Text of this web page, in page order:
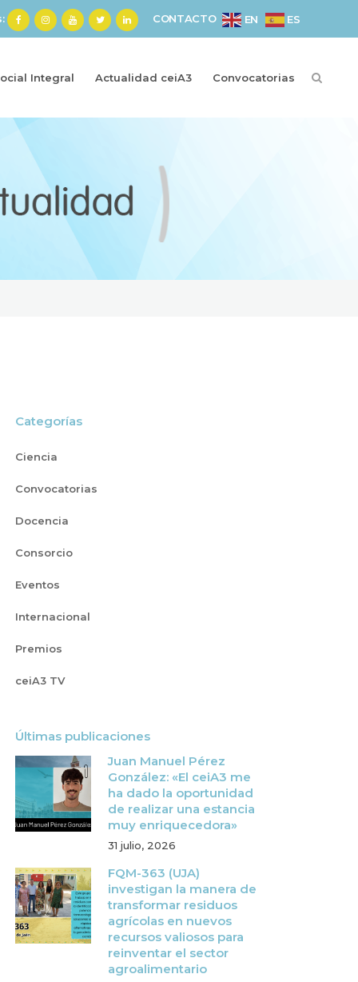
CONTACTO EN ES
Integral Actualidad ceiA3 Convocatorias
Categorías
Ciencia
Convocatorias
Docencia
Consorcio
Eventos
Internacional
Premios
ceiA3 TV
Últimas publicaciones
Juan Manuel Pérez
González: «El ceiA3 me
ha dado la oportunidad
de realizar una estancia
muy enriquecedora»
31 julio, 2026
FQM-363 (UJA)
investigan la manera de
transformar residuos
agrícolas en nuevos
recursos valiosos para
reinventar el sector
agroalimentario